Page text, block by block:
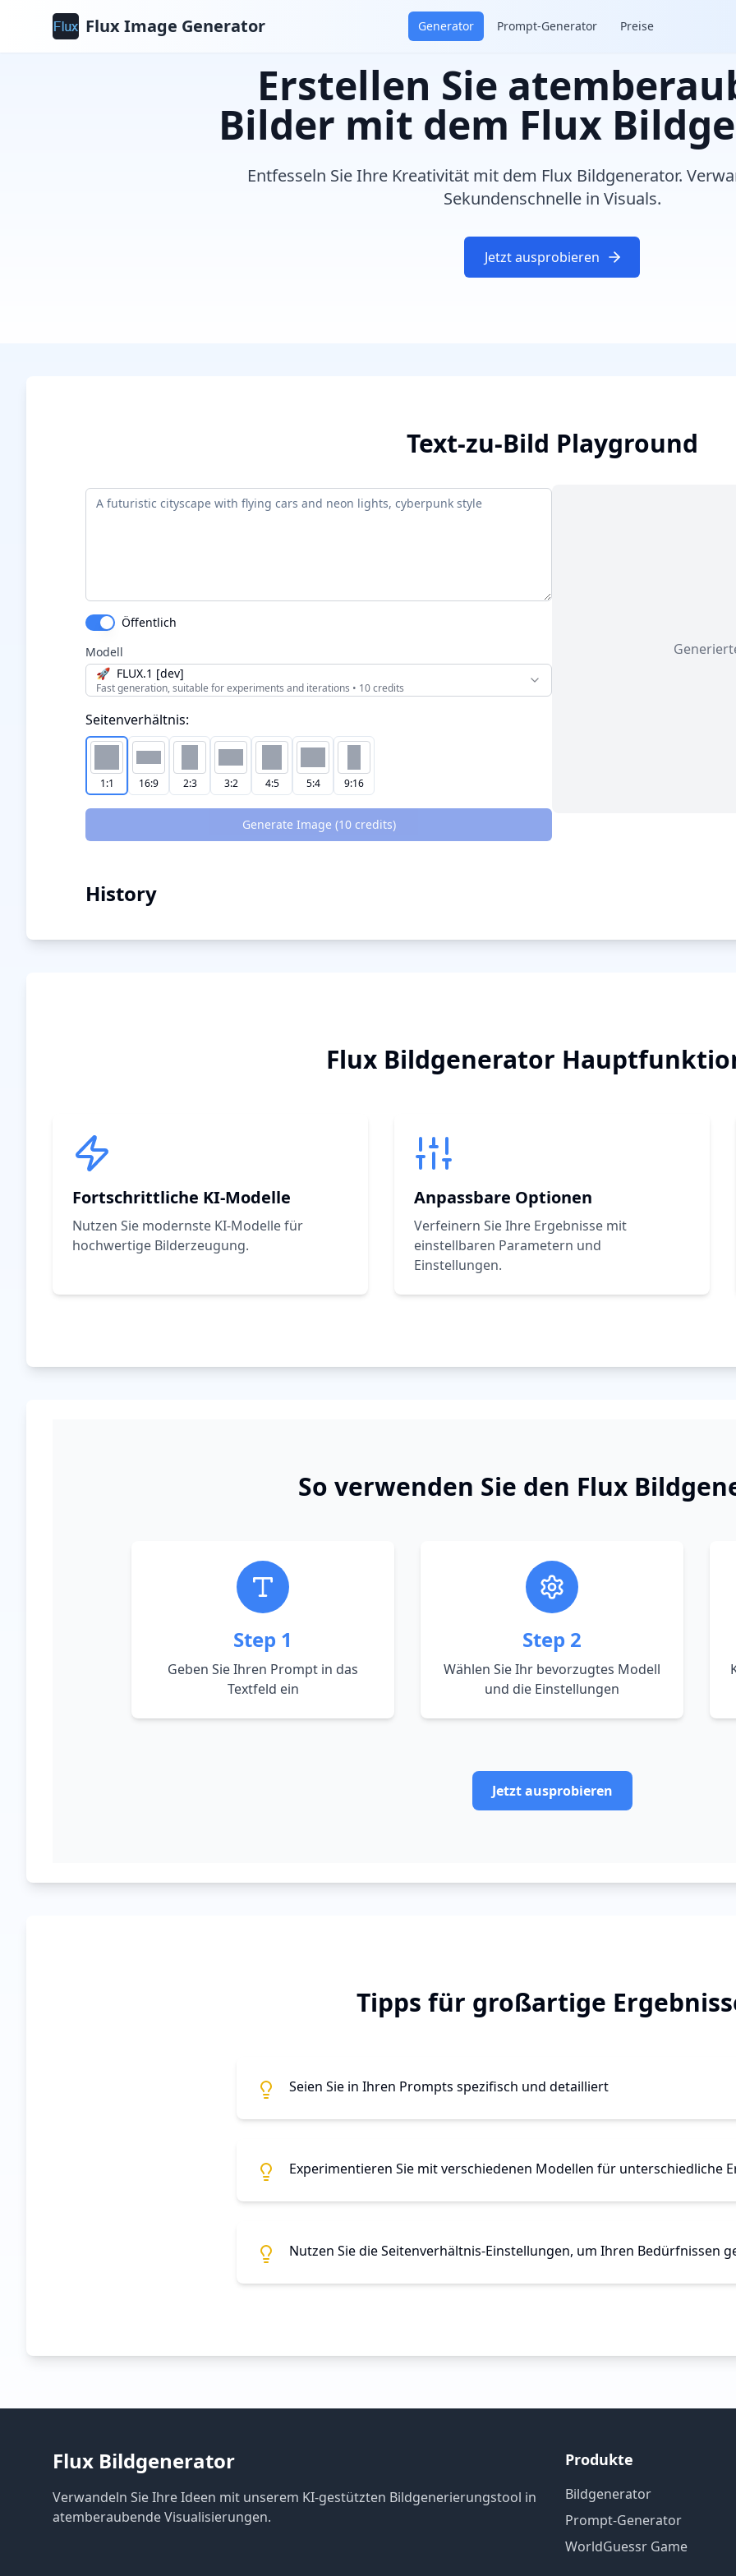
Flux Image Generator Generator Prompt-Generator Preise
Erstellen Sie
Bilder mit dem Flux
Entfesseln Sie Ihre Kreativität mit dem Flux Bildgenerator.
Sekundenschnelle in Visuals.
Jetzt ausprobieren
Text-zu-Bild Playground
Öffentlich
Modell
🚀 FLUX.1 [dev]
Fast generation, suitable for experiments and iterations • 10credits
Seitenverhältnis:
1:1 16:9 2:3 3:2 4:5 5:4 9:16
Generate Image (10credits)
History
Flux Bildgenerator
Fortschrittliche KI-Modelle
Nutzen Sie modernste KI-Modelle für
hochwertige Bilderzeugung.
Anpassbare Optionen
Verfeinern Sie Ihre Ergebnisse mit
einstellbaren Parametern und
Einstellungen.
So verwenden Sie den Flux
Step 1
Geben Sie Ihren Prompt in das
Textfeld ein
Step 2
Wählen Sie Ihr bevorzugtes Modell
und die Einstellungen
Jetzt ausprobieren
Tipps für großartige
Seien Sie in Ihren Prompts spezifisch und detailliert
Experimentieren Sie mit verschiedenen Modellen für unterschiedliche
Nutzen Sie die Seitenverhältnis-Einstellungen, um Ihren Bedürfnissen
Flux Bildgenerator
Verwandeln Sie Ihre Ideen mit unserem KI-gestützten Bildgenerierungstool in
atemberaubende Visualisierungen.
Produkte
Bildgenerator
Prompt-Generator
WorldGuessr Game